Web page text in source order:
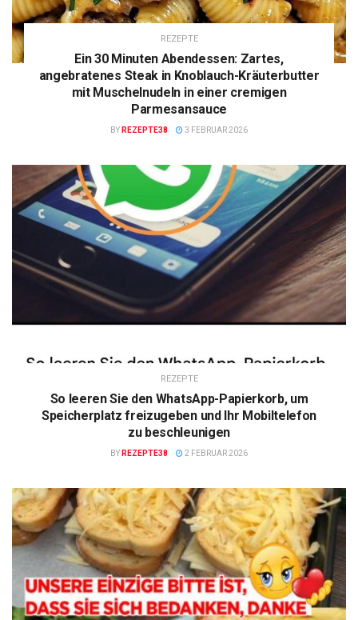
REZEPTE
Ein 30 Minuten Abendessen: Zartes,
angebratenes Steak in Knoblauch-Kräuterbutter
mit Muschelnudeln in einer cremigen
Parmesansauce
BY REZEPTE38 3 FEBRUAR 2026
REZEPTE
So leeren Sie den WhatsApp-Papierkorb, um
Speicherplatz freizugeben und Ihr Mobiltelefon
zu beschleunigen
BY REZEPTE38 2 FEBRUAR 2026